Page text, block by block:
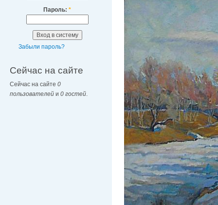
Пароль: *
Забыли пароль?
Сейчас на сайте
Сейчас на сайте 0
пользователей и 0 гостей